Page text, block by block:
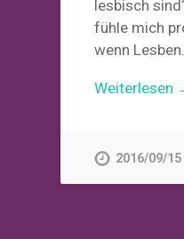
lesbisch
fühle mich
wenn Lesben…
Weiterlesen
2016/09/15